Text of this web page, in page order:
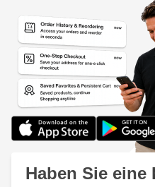
Haben Sie eine